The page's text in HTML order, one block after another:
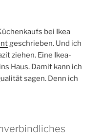
bei Ikea
geschrieben. Und ich
ziehen. Eine Ikea-
Haus. Damit kann ich
sagen. Denn ich